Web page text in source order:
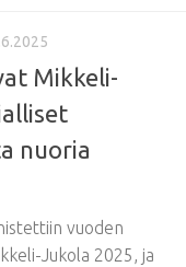
Mikkeli-
nuoria
vuoden
Jukola 2025, ja